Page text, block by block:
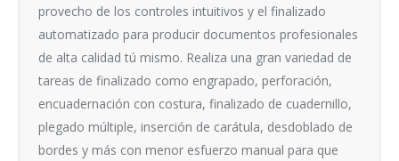
provecho de los controles intuitivos y el finalizado
automatizado para producir documentos profesionales
de alta calidad tú mismo. Realiza una gran variedad de
tareas de finalizado como engrapado, perforación,
encuadernación con costura, finalizado de cuadernillo,
plegado múltiple, inserción de carátula, desdoblado de
bordes y más con menor esfuerzo manual para que